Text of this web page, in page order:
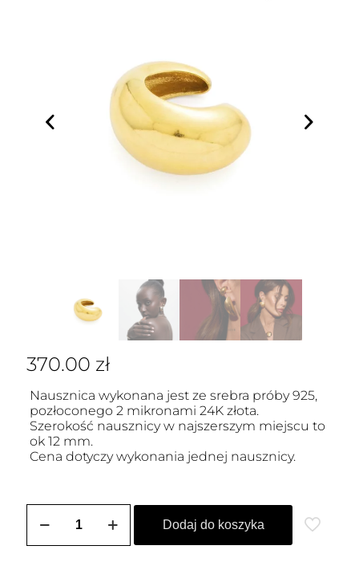
370.00 zł
Nausznica wykonana jest ze srebra próby 925,
pozłoconego 2 mikronami 24K złota.
Szerokość nausznicy w najszerszym miejscu to
ok 12 mm.
Cena dotyczy wykonania jednej nausznicy.
Nausznica
Dodaj do koszyka